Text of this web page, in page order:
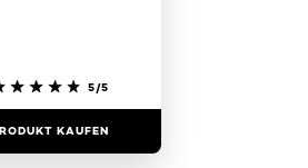
5/5
KAUFEN